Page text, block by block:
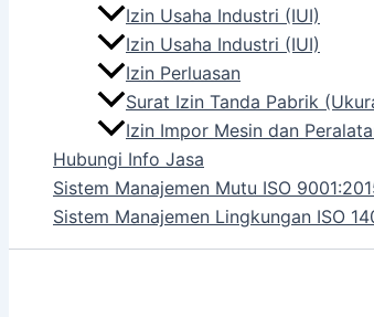
Izin Usaha Industri (IUI)
Izin Usaha Industri (IUI)
Izin Perluasan
Surat Izin Tanda Pabrik
Izin Impor Mesin dan
Hubungi Info Jasa
Sistem Manajemen Mutu ISO
Sistem Manajemen Lingkungan ISO